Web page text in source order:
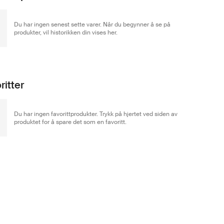
Du har ingen senest sette varer. Når du begynner å se på
produkter, vil historikken din vises her.
Du har ingen favorittprodukter. Trykk på hjertet ved siden av
produktet for å spare det som en favoritt.